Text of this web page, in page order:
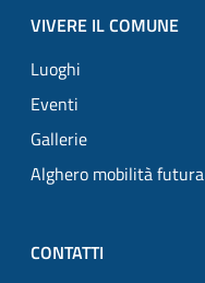
VIVERE IL COMUNE
Luoghi
Eventi
Gallerie
Alghero mobilità futura
CONTATTI